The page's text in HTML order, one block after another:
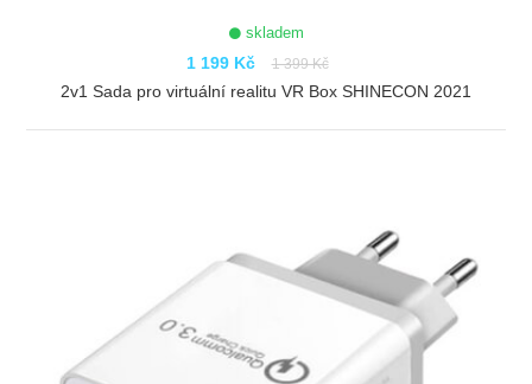
skladem
1 199 Kč 1 399 Kč
2v1 Sada pro virtuální realitu VR Box SHINECON 2021